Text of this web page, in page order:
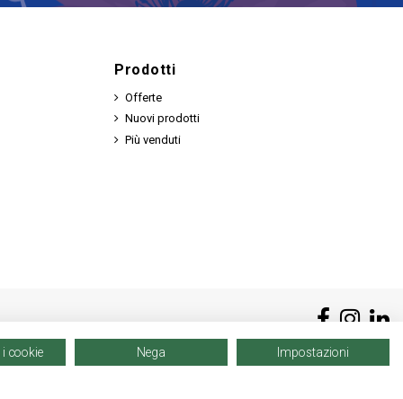
Prodotti
Offerte
Nuovi prodotti
Più venduti
cookie Nega Impostazioni